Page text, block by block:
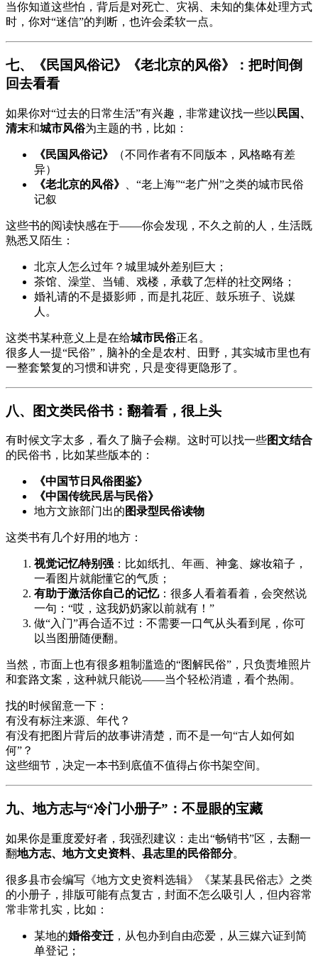
当你知道这些怕，背后是对死亡、灾祸、未知的集体处理方式
时，你对“迷信”的判断，也许会柔软一点。
七、《民国风俗记》《老北京的风俗》：把时间倒
回去看看
如果你对“过去的日常生活”有兴趣，非常建议找一些以 民国、
清末和城市风俗为主题的书，比如：
《民国风俗记》
（不同作者有不同版本，风格略有差
异）
《老北京的风俗》
、“老上海”“老广州”之类的城市民俗
记叙
这些书的阅读快感在于——你会发现，不久之前的人，生活既
熟悉又陌生：
北京人怎么过年？城里城外差别巨大；
茶馆、澡堂、当铺、戏楼，承载了怎样的社交网络；
婚礼请的不是摄影师，而是扎花匠、鼓乐班子、说媒
人。
这类书某种意义上是在给城市民俗正名。
很多人一提“民俗”，脑补的全是农村、田野，其实城市里也有
一整套繁复的习惯和讲究，只是变得更隐形了。
八、图文类民俗书：翻着看，很上头
有时候文字太多，看久了脑子会糊。这时可以找一些图文结合
的民俗书，比如某些版本的：
《中国节日风俗图鉴》
《中国传统民居与民俗》
地方文旅部门出的 图录型民俗读物
这类书有几个好用的地方：
视觉记忆特别强 ：比如纸扎、年画、神龛、嫁妆箱子，
一看图片就能懂它的气质；
有助于激活你自己的记忆：很多人看着看着，会突然说
一句：“哎，这我奶奶家以前就有！”
做“入门”再合适不过：不需要一口气从头看到尾，你可
以当图册随便翻。
当然，市面上也有很多粗制滥造的“图解民俗”，只负责堆照片
和套路文案，这种就只能说——当个轻松消遣，看个热闹。
找的时候留意一下：
有没有标注来源、年代？
有没有把图片背后的故事讲清楚，而不是一句“古人如何如
何”？
这些细节，决定一本书到底值不值得占你书架空间。
九、地方志与“冷门小册子”：不显眼的宝藏
如果你是重度爱好者，我强烈建议：走出“畅销书”区，去翻一
翻地方志、地方文史资料、县志里的民俗部分。
很多县市会编写《地方文史资料选辑》《某某县民俗志》之类
的小册子，排版可能有点复古，封面不怎么吸引人，但内容常
常非常扎实，比如：
某地的婚俗变迁 ，从包办到自由恋爱，从三媒六证到简
单登记；